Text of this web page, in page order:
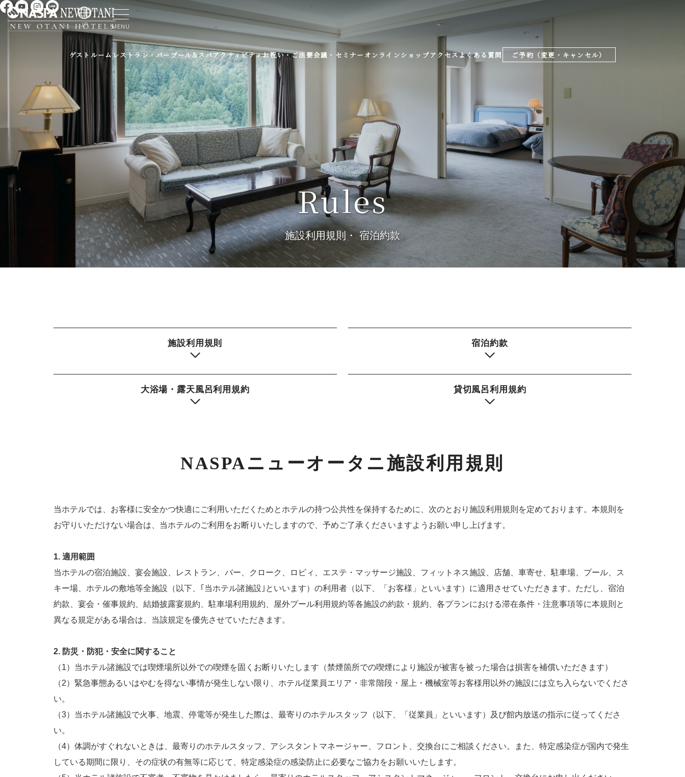
JP MENU
ゲストルームレストラン・バープール&スパアクティビティお祝い・ご法要会議・セミナー オンラインショップアクセスよくある質問 ご予約（変更・キャンセル）
Rules
施設利用規則・ 宿泊約款
施設利用規則 宿泊約款
大浴場・露天風呂利用規約 貸切風呂利用規約
NASPAニューオータニ施設利用規則
当ホテルでは、お客様に安全かつ快適にご利用いただくためとホテルの持つ公共性を保持するために、次のとおり施設利用規則を定めております。本規則を
お守りいただけない場合は、当ホテルのご利用をお断りいたしますので、予めご了承くださいますようお願い申し上げます。
1. 適用範囲
当ホテルの宿泊施設、宴会施設、レストラン、バー、クローク、ロビィ、エステ・マッサージ施設、フィットネス施設、店舗、車寄せ、駐車場、プール、ス
キー場、ホテルの敷地等全施設（以下、｢当ホテル諸施設｣といいます）の利用者（以下、「お客様」といいます）に適用させていただきます。ただし、宿泊
約款、宴会・催事規約、結婚披露宴規約、駐車場利用規約、屋外プール利用規約等各施設の約款・規約、各プランにおける滞在条件・注意事項等に本規則と
異なる規定がある場合は、当該規定を優先させていただきます。
2. 防災・防犯・安全に関すること
（1）当ホテル諸施設では喫煙場所以外での喫煙を固くお断りいたします（禁煙箇所での喫煙により施設が被害を被った場合は損害を補償いただきます）
（2）緊急事態あるいはやむを得ない事情が発生しない限り、ホテル従業員エリア・非常階段・屋上・機械室等お客様用以外の施設には立ち入らないでくださ
い。
（3）当ホテル諸施設で火事、地震、停電等が発生した際は、最寄りのホテルスタッフ（以下、「従業員」といいます）及び館内放送の指示に従ってくださ
い。
（4）体調がすぐれないときは、最寄りのホテルスタッフ、アシスタントマネージャー、フロント、交換台にご相談ください。また、特定感染症が国内で発生
している期間に限り、その症状の有無等に応じて、特定感染症の感染防止に必要なご協力をお願いいたします。